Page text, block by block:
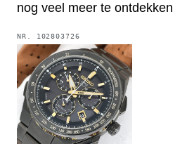
nog veel meer te ontdekken
NR. 102803726